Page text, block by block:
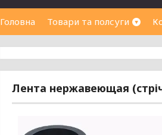
Головна Товари та полсуги
Лента нержавеющая